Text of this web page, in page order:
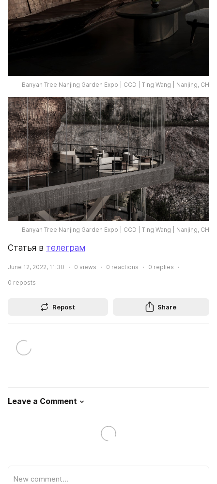
Banyan Tree Nanjing Garden Expo | CCD | Ting Wang | Nanjing, CH
Banyan Tree Nanjing Garden Expo | CCD | Ting Wang | Nanjing, CH
Статья в телеграм
June 12, 2022, 11:30 0 views 0 reactions 0 replies
0 reposts
Repost Share
Leave a Comment